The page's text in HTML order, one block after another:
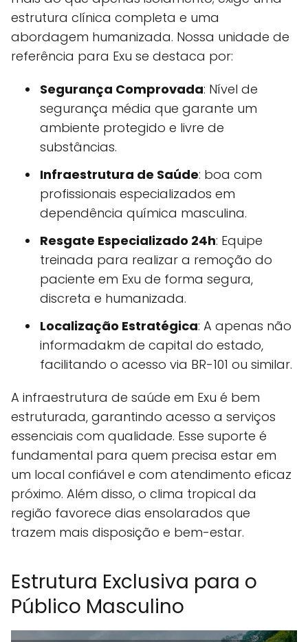
estrutura clínica completa e uma
abordagem humanizada. Nossa unidade de
referência para Exu se destaca por:
Segurança Comprovada: Nível de
segurança média que garante um
ambiente protegido e livre de
substâncias.
Infraestrutura de Saúde: boa com
profissionais especializados em
dependência química masculina.
Resgate Especializado 24h: Equipe
treinada para realizar a remoção do
paciente em Exu de forma segura,
discreta e humanizada.
Localização Estratégica: A apenas não
informadakm de capital do estado,
facilitando o acesso via BR-101 ou similar.
A infraestrutura de saúde em Exu é bem
estruturada, garantindo acesso a serviços
essenciais com qualidade. Esse suporte é
fundamental para quem precisa estar em
um local confiável e com atendimento eficaz
próximo. Além disso, o clima tropical da
região favorece dias ensolarados que
trazem mais disposição e bem-estar.
Estrutura Exclusiva para o
Público Masculino